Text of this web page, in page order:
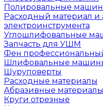
Полировальные
Расходный материал и
электроинструмента
Углошлифовальные
Запчасть для УШМ
Фен
Шлифовальные
Шуруповерты
Расходные материалы
Абразивные материалы
Круги отрезные